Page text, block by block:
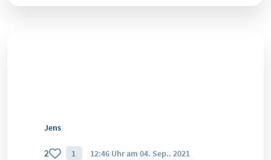
Jens
2 1 12:46 Uhr am 04. Sep.. 2021